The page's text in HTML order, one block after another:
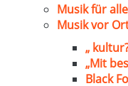
Musik für
Musik vor
„
„Mit
Black